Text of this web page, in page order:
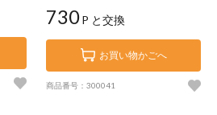
730P と交換
お買い物かごへ
商品番号：300041